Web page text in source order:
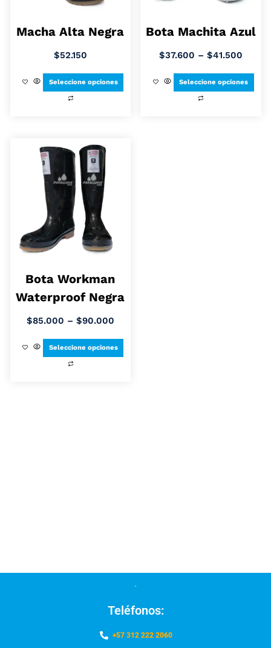
Macha Alta Negra
$52.150
Seleccione opciones
Bota Machita Azul
$37.600 – $41.500
Seleccione opciones
Bota Workman
Waterproof Negra
$85.000 – $90.000
Seleccione opciones
Teléfonos:
+57 312 222 2060